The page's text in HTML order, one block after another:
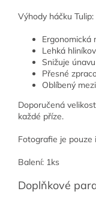
Výhody háčku Tulip:
Ergonomická
Lehká
Snižuje
Přesné
Oblíbený
Doporučená
každé příze.
Fotografie je pouze
Balení: 1ks
Doplňkové